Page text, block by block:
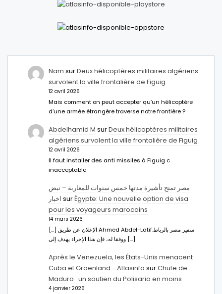
Nam surDeux hélicoptères militaires algériens
survolent la ville frontalière de Figuig
12 avril 2026
Mais comment on peut accepter qu’un hélicoptère
d’une armée étrangère traverse notre frontière ?
Abdelhamid M surDeux hélicoptères militaires
algériens survolent la ville frontalière de Figuig
12 avril 2026
Il faut installer des anti missiles à Figuig c
inacceptable
مصر تمنح تأشيرة مدتها خمس سنوات للمغاربة – نبض
اخبار surÉgypte: Une nouvelle option de visa
pour les voyageurs marocains
14 mars 2026
[…] الإعلان عن طريق Ahmed Abdel-Latifسفير مصر بالرباط.
ووفقا له، فإن هذا الإجراء يهدف إلى […]
Après le Venezuela, les États-Unis menacent
Cuba et Groenland - Atlasinfo surChute de
Maduro : un soutien du Polisario en moins
4 janvier 2026